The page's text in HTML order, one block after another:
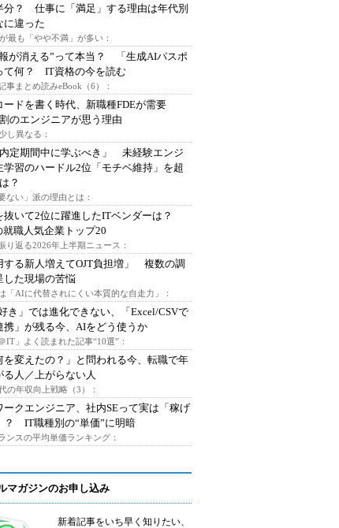
分？ 仕事に「満足」する理由は年代別
に違った
最も「やや不満」が多い：
が消える”って本当？ 「生成AIパスポ
て何？ IT資格の今を読む
事まとめ読みeBook（6）：
ードを書く時代、新職種FDEが需要
のエンジニアが思う理由
し異なる：
定期間中に学ぶべき」 未経験エンジ
学習のハードル2位「モチベ維持」を超
？
ない」派の理由とは：
抜いて2位に躍進したITベンダーは？
就職人気企業トップ20
り返る2026年上半期ニュース：
する新人増えてOJT負担増」 複数の調
した現場の苦悩
「AIに代替されにくい本質的な自走力」：
好き」では進化できない、「Excel/CSVで
携」が残る今、AIをどう使うか
IT」よく読まれた記事“10選”：
を変えたの？」と問われる今、転職で年
る人／上がらない人
の年収向上戦略（3）：
ークエンジニア、社内SEって実は「稼げ
？ IT職種別の“単価”に明暗
ンスの平均単価ランキング：
マガジンのお申し込み
新着記事をいち早く知りたい、